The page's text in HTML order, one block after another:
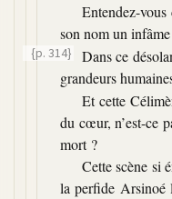
Entendez-
son nom un
{p. 314}
Dans ce
grandeurs
Et cette
du cœur, n’est-ce
mort ?
Cette scène si
la perfide Arsinoé